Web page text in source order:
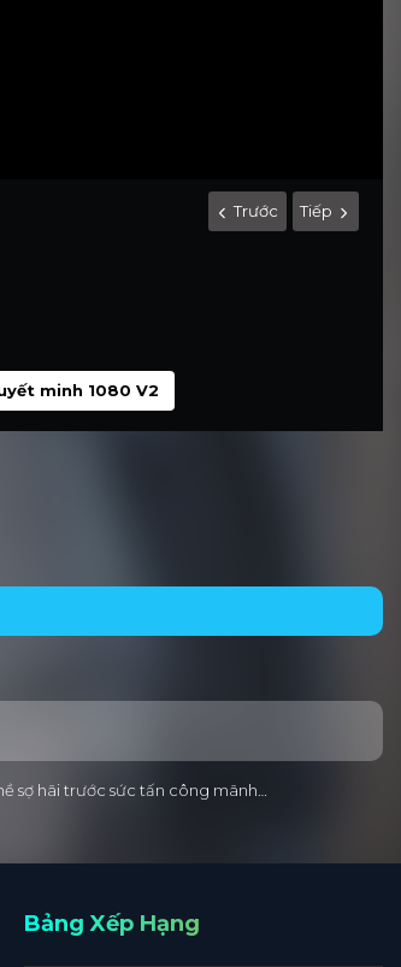
Trước Tiếp
minh 1080 V2
sợ hãi trước sức tấn công mãnh…
Bảng Xếp Hạng